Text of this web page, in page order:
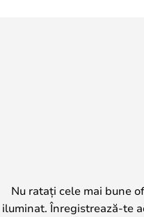
Nu ratați cele mai bune
iluminat. Înregistrează-te